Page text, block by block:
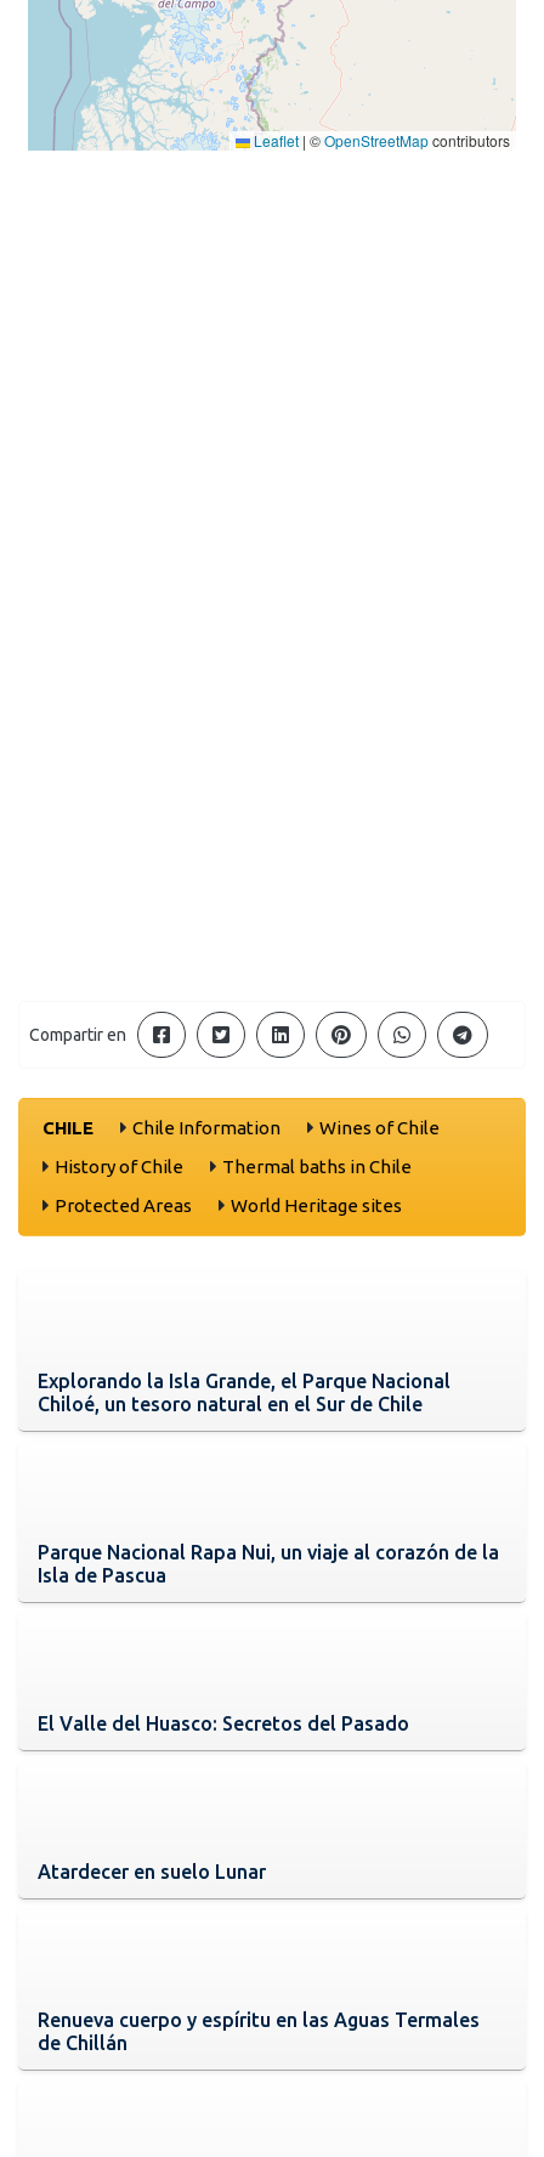
Leaflet | ©OpenStreetMapcontributors
Compartir en
CHILE Chile Information
Wines of Chile
History of Chile
Thermal baths in Chile
Protected Areas
World Heritage sites
Explorando la Isla Grande, el Parque Nacional
Chiloé, un tesoro natural en el Sur de Chile
Parque Nacional Rapa Nui, un viaje al corazón de la
Isla de Pascua
El Valle del Huasco: Secretos del Pasado
Atardecer en suelo Lunar
Renueva cuerpo y espíritu en las Aguas Termales
de Chillán